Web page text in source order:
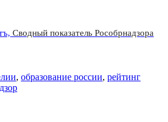
Сводный показатель Рособрнадзора
, образование россии, рейтинг